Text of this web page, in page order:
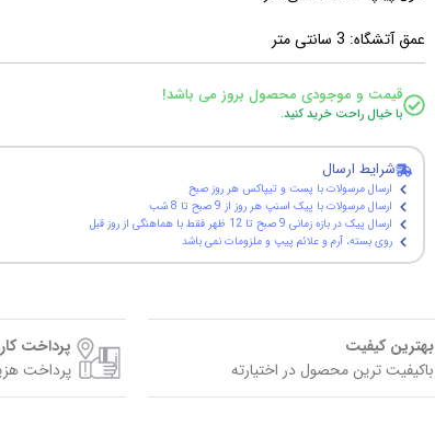
عمق آتشگاه: 3 سانتی متر
قیمت و موجودی محصول بروز می باشد!
با خیال راحت خرید کنید.
شرایط ارسال
ارسال مرسولات با پست و تیپاکس هر روز صبح
ارسال مرسولات با پیک اسنپ هر روز از 9 صبح تا 8 شب
ارسال پیک در بازه زمانی 9 صبح تا 12 ظهر فقط با هماهنگی از روز قبل
روی بسته، آرم و علائم پیپ و ملزومات نمی باشد
بهترین کیفیت
باکیفیت ترین محصول در اختیارته
پرداخت
پرداخت